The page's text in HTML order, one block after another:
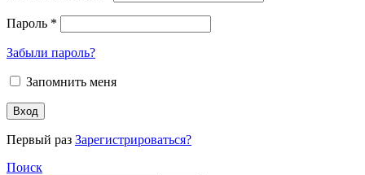
Пароль *
Забыли пароль?
Запомнить меня
Вход
Первый раз Зарегистрироваться?
Поиск